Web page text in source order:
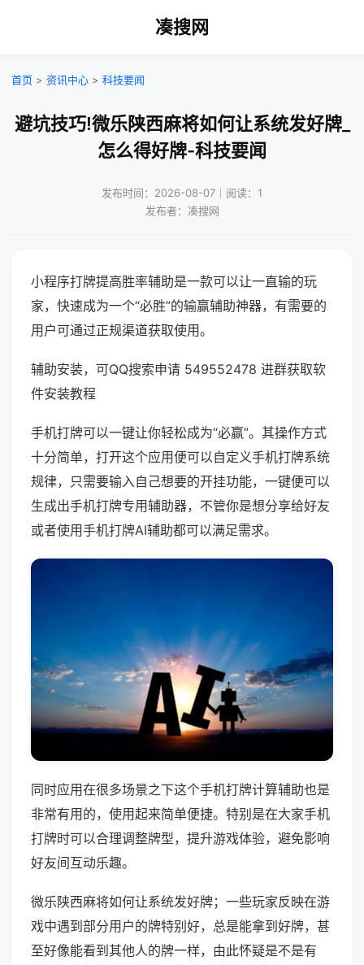
凑搜网
首页 > 资讯中心 > 科技要闻
避坑技巧!微乐陕西麻将如何让系统发好牌_
怎么得好牌-科技要闻
发布时间：2026-08-07｜阅读：1
发布者：凑搜网
小程序打牌提高胜率辅助是一款可以让一直输的玩
家，快速成为一个“必胜”的输赢辅助神器，有需要的
用户可通过正规渠道获取使用。
辅助安装，可QQ搜索申请 549552478 进群获取软
件安装教程
手机打牌可以一键让你轻松成为“必赢”。其操作方式
十分简单，打开这个应用便可以自定义手机打牌系统
规律，只需要输入自己想要的开挂功能，一键便可以
生成出手机打牌专用辅助器，不管你是想分享给好友
或者使用手机打牌AI辅助都可以满足需求。
同时应用在很多场景之下这个手机打牌计算辅助也是
非常有用的，使用起来简单便捷。特别是在大家手机
打牌时可以合理调整牌型，提升游戏体验，避免影响
好友间互动乐趣。
微乐陕西麻将如何让系统发好牌；一些玩家反映在游
戏中遇到部分用户的牌特别好，总是能拿到好牌，甚
至好像能看到其他人的牌一样，由此怀疑是不是有